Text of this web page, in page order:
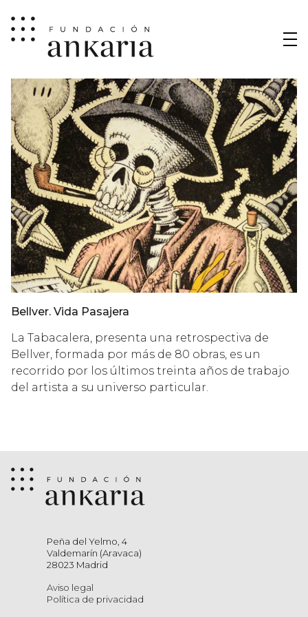
Bellver. Vida Pasajera
La Tabacalera, presenta una retrospectiva de
Bellver, formada por más de 80 obras, es un
recorrido por los últimos treinta años de trabajo
del artista a su universo particular.
Peña del Yelmo, 4
Valdemarín (Aravaca)
28023 Madrid
Aviso legal
Política de privacidad